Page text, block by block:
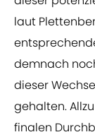
laut
demnach
dieser
gehalten.
finalen